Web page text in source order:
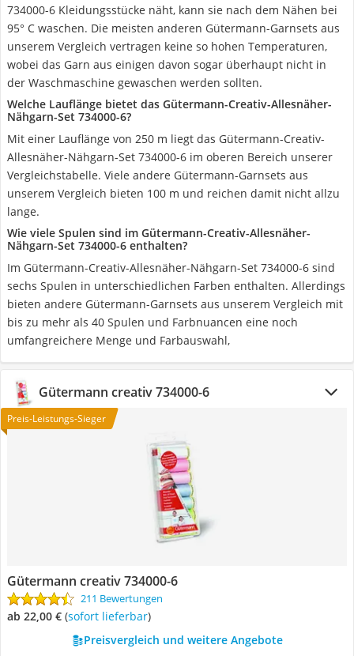
734000-6 Kleidungsstücke näht, kann sie nach dem Nähen bei
95° C waschen. Die meisten anderen Gütermann-Garnsets aus
unserem Vergleich vertragen keine so hohen Temperaturen,
wobei das Garn aus einigen davon sogar überhaupt nicht in
der Waschmaschine gewaschen werden sollten.
Welche Lauflänge bietet das Gütermann-Creativ-Allesnäher-
Nähgarn-Set 734000-6?
Mit einer Lauflänge von 250 m liegt das Gütermann-Creativ-
Allesnäher-Nähgarn-Set 734000-6 im oberen Bereich unserer
Vergleichstabelle. Viele andere Gütermann-Garnsets aus
unserem Vergleich bieten 100 m und reichen damit nicht allzu
lange.
Wie viele Spulen sind im Gütermann-Creativ-Allesnäher-
Nähgarn-Set 734000-6 enthalten?
Im Gütermann-Creativ-Allesnäher-Nähgarn-Set 734000-6 sind
sechs Spulen in unterschiedlichen Farben enthalten. Allerdings
bieten andere Gütermann-Garnsets aus unserem Vergleich mit
bis zu mehr als 40 Spulen und Farbnuancen eine noch
umfangreichere Menge und Farbauswahl,
Gütermann creativ 734000-6
Preis-Leistungs-Sieger
Gütermann creativ 734000-6
211 Bewertungen
ab 22,00 € ( Sofort lieferbar)
Preisvergleich und weitere Angebote